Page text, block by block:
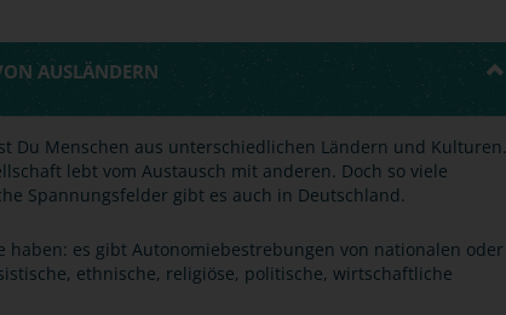
AUSLÄNDERN
Du Menschen aus unterschiedlichen Ländern und Kulturen.
lebt vom Austausch mit anderen. Doch so viele
Spannungsfelder gibt es auch in Deutschland.
es gibt Autonomiebestrebungen von nationalen oder
ethnische, religiöse, politische, wirtschaftliche